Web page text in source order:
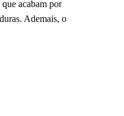
acabam por
Ademais, o